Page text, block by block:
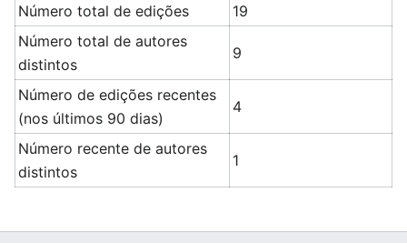
Número total de edições
19
Número total de autores
distintos
9
Número de edições recentes
(nos últimos 90 dias)
4
Número recente de autores
distintos
1